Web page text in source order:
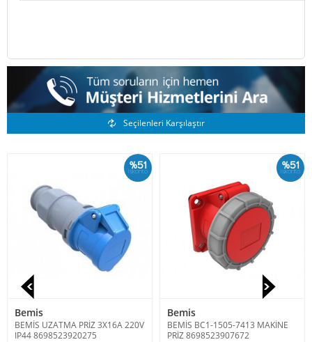
Benzer Ürünler
Seçilenleri Karşılaştır
%51
İskonto
Bemis
BEMİS UZATMA PRİZ 3X16A 220V
IP44 8698523920275
%51
İskonto
Bemis
BEMİS BC1-1505-7413 MAKİNE
PRİZ 8698523907672